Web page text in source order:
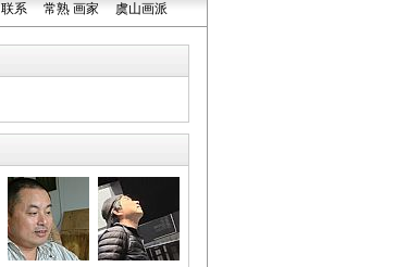
联系 常熟 画家 虞山画派